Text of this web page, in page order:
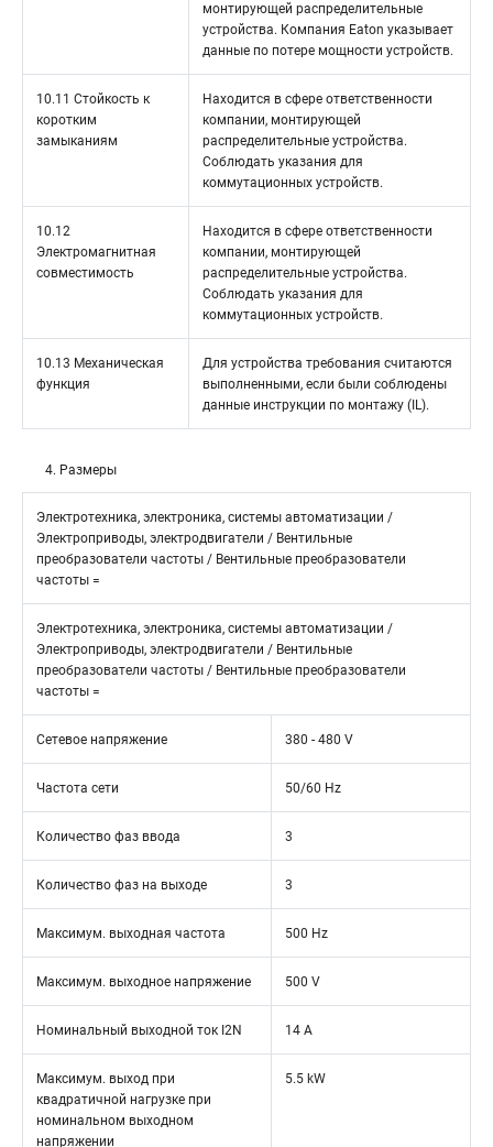
монтирующей распределительные
устройства. Компания Eaton указывает
данные по потере мощности устройств.
10.11 Стойкость к
коротким
замыканиям
Находится в сфере ответственности
компании, монтирующей
распределительные устройства.
Соблюдать указания для
коммутационных устройств.
10.12
Электромагнитная
совместимость
Находится в сфере ответственности
компании, монтирующей
распределительные устройства.
Соблюдать указания для
коммутационных устройств.
10.13 Механическая
функция
Для устройства требования считаются
выполненными, если были соблюдены
данные инструкции по монтажу (IL).
4. Размеры
Электротехника, электроника, системы автоматизации /
Электроприводы, электродвигатели / Вентильные
преобразователи частоты / Вентильные преобразователи
частоты =
Электротехника, электроника, системы автоматизации /
Электроприводы, электродвигатели / Вентильные
преобразователи частоты / Вентильные преобразователи
частоты =
Сетевое напряжение 380 - 480 V
Частота сети 50/60 Hz
Количество фаз ввода 3
Количество фаз на выходе 3
Максимум. выходная частота 500 Hz
Максимум. выходное напряжение 500 V
Номинальный выходной ток I2N 14 A
Максимум. выход при
квадратичной нагрузке при
номинальном выходном
напряжении
5.5 kW